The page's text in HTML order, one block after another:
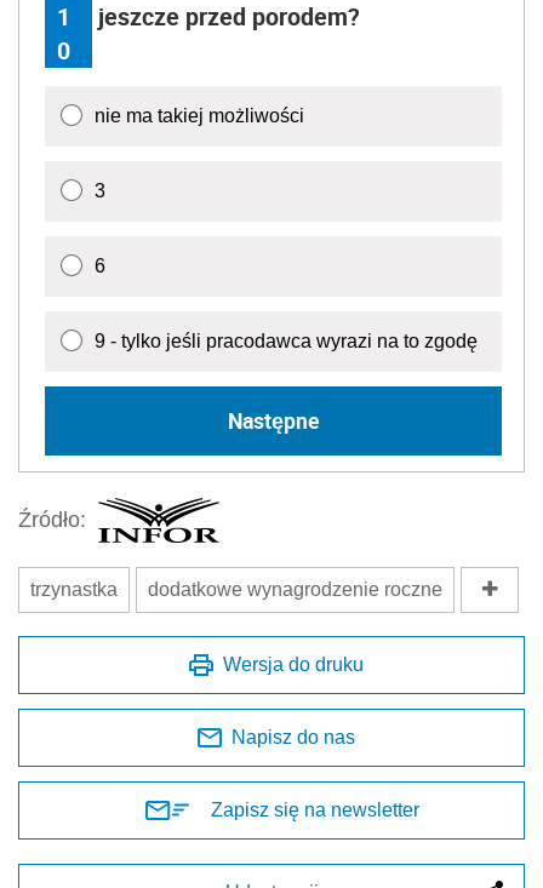
1
0
jeszcze przed porodem?
nie ma takiej możliwości
3
6
9 - tylko jeśli pracodawca wyrazi na to zgodę
Następne
Źródło:
trzynastka dodatkowe wynagrodzenie roczne
Wersja do druku
Napisz do nas
Zapisz się na newsletter